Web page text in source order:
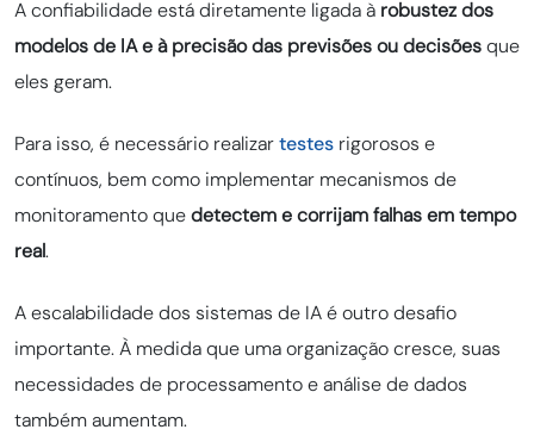
A confiabilidade está diretamente ligada à robustez dos
modelos de IA e à precisão das previsões ou decisõesque
eles geram.
Para isso, é necessário realizartestes rigorosos e
contínuos, bem como implementar mecanismos de
monitoramento quedetectem e corrijam falhas em tempo
real.
A escalabilidade dos sistemas de IA é outro desafio
importante. À medida que uma organização cresce, suas
necessidades de processamento e análise de dados
também aumentam.